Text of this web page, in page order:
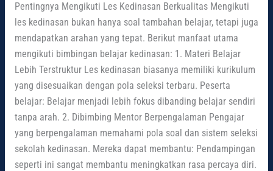
Pentingnya Mengikuti Les Kedinasan Berkualitas Mengikuti
les kedinasan bukan hanya soal tambahan belajar, tetapi juga
mendapatkan arahan yang tepat. Berikut manfaat utama
mengikuti bimbingan belajar kedinasan: 1. Materi Belajar
Lebih Terstruktur Les kedinasan biasanya memiliki kurikulum
yang disesuaikan dengan pola seleksi terbaru. Peserta
belajar: Belajar menjadi lebih fokus dibanding belajar sendiri
tanpa arah. 2. Dibimbing Mentor Berpengalaman Pengajar
yang berpengalaman memahami pola soal dan sistem seleksi
sekolah kedinasan. Mereka dapat membantu: Pendampingan
seperti ini sangat membantu meningkatkan rasa percaya diri.